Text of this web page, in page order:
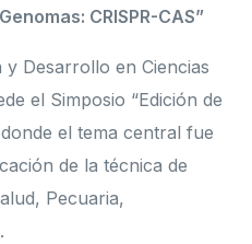
CRISPR-CAS”
Desarrollo en Ciencias
el Simposio “Edición de
el tema central fue
de la técnica de
Pecuaria,